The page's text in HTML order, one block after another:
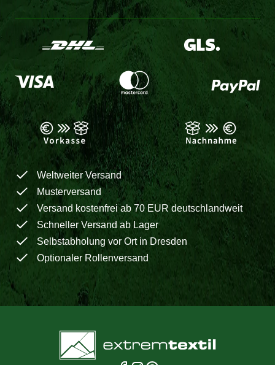
Weltweiter Versand
Musterversand
Versand kostenfrei ab 70 EUR deutschlandweit
Schneller Versand ab Lager
Selbstabholung vor Ort in Dresden
Optionaler Rollenversand